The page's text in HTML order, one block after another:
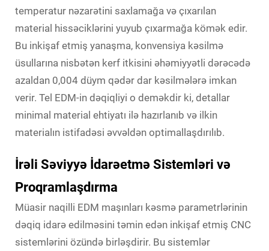
temperatur nəzarətini saxlamağa və çıxarılan
material hissəciklərini yuyub çıxarmağa kömək edir.
Bu inkişaf etmiş yanaşma, konvensiya kəsilmə
üsullarına nisbətən kerf itkisini əhəmiyyətli dərəcədə
azaldan 0,004 düym qədər dar kəsilmələrə imkan
verir. Tel EDM-in dəqiqliyi o deməkdir ki, detallar
minimal material ehtiyatı ilə hazırlanıb və ilkin
materialın istifadəsi əvvəldən optimallaşdırılıb.
İrəli Səviyyə İdarəetmə Sistemləri və
Proqramlaşdırma
Müasir naqilli EDM maşınları kəsmə parametrlərinin
dəqiq idarə edilməsini təmin edən inkişaf etmiş CNC
sistemlərini özündə birləşdirir. Bu sistemlər